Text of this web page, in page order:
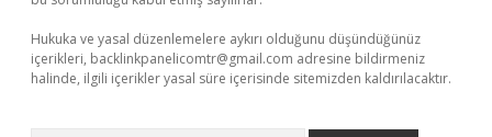
Hukuka ve yasal düzenlemelere aykırı olduğunu düşündüğünüz
içerikleri, backlinkpanelicomtr@gmail.com adresine bildirmeniz
halinde, ilgili içerikler yasal süre içerisinde sitemizden kaldırılacaktır.